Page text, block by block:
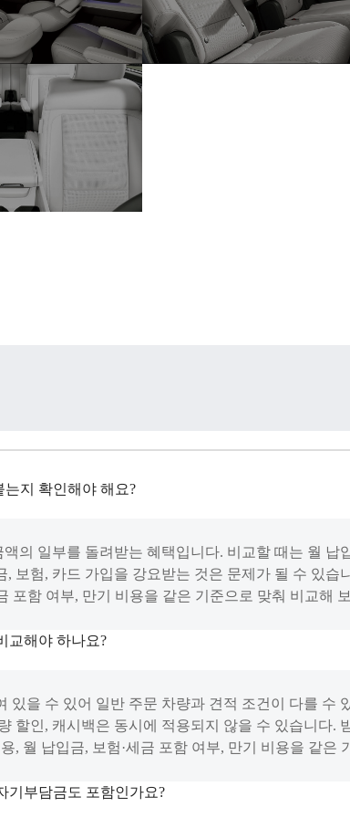
지 확인해야 해요?
의 일부를 돌려받는 혜택입니다. 비교할 때는 월 납
보험, 카드 가입을 강요받는 것은 문제가 될 수 있
포함 여부, 만기 비용을 같은 기준으로 맞춰 비교해
교해야 하나요?
있을 수 있어 일반 주문 차량과 견적 조건이 다를 수
할인, 캐시백은 동시에 적용되지 않을 수 있습니다.
, 월 납입금, 보험·세금 포함 여부, 만기 비용을 같은
기부담금도 포함인가요?